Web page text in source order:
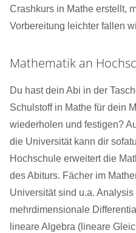
Crashkurs in Mathe erstellt,
Vorbereitung leichter fallen
Mathematik an
Du hast dein Abi in der
Schulstoff in Mathe für dein
wiederholen und festigen?
die Universität kann dir
Hochschule erweitert die
des Abiturs. Fächer im
Universität sind u.a.
mehrdimensionale
lineare Algebra (lineare